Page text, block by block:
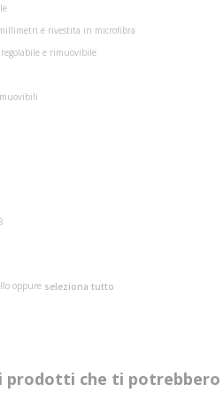
e rivestita in microfibra
e rimuovibile
oppure seleziona tutto
che ti potrebbero